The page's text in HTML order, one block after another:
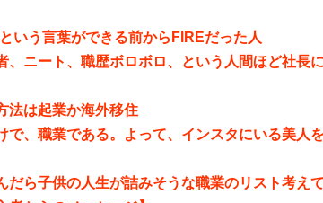
いう言葉ができる前からFIREだった人
、ニート、職歴ボロボロ、という人間ほど社長
法は起業か海外移住
で、職業である。よって、インスタにいる美人
だら子供の人生が詰みそうな職業のリスト考え